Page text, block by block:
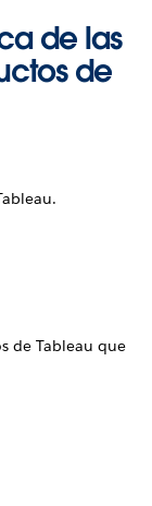
de las
de
de Tableau que